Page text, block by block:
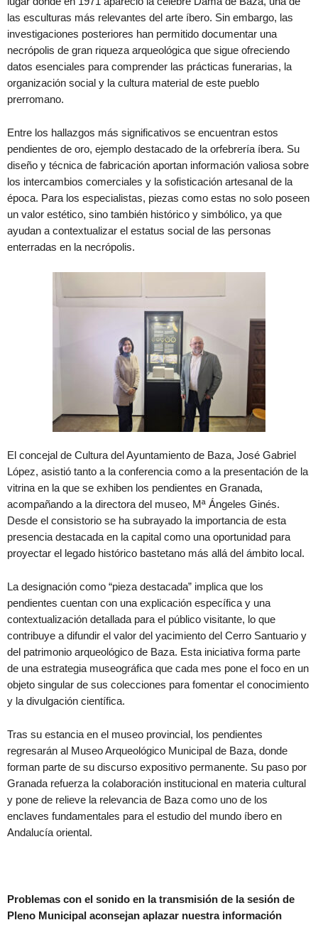
las esculturas más relevantes del arte íbero. Sin embargo, las
investigaciones posteriores han permitido documentar una
necrópolis de gran riqueza arqueológica que sigue ofreciendo
datos esenciales para comprender las prácticas funerarias, la
organización social y la cultura material de este pueblo
prerromano.
Entre los hallazgos más significativos se encuentran estos
pendientes de oro, ejemplo destacado de la orfebrería íbera. Su
diseño y técnica de fabricación aportan información valiosa sobre
los intercambios comerciales y la sofisticación artesanal de la
época. Para los especialistas, piezas como estas no solo poseen
un valor estético, sino también histórico y simbólico, ya que
ayudan a contextualizar el estatus social de las personas
enterradas en la necrópolis.
El concejal de Cultura del Ayuntamiento de Baza, José Gabriel
López, asistió tanto a la conferencia como a la presentación de la
vitrina en la que se exhiben los pendientes en Granada,
acompañando a la directora del museo, Mª Ángeles Ginés.
Desde el consistorio se ha subrayado la importancia de esta
presencia destacada en la capital como una oportunidad para
proyectar el legado histórico bastetano más allá del ámbito local.
La designación como “pieza destacada” implica que los
pendientes cuentan con una explicación específica y una
contextualización detallada para el público visitante, lo que
contribuye a difundir el valor del yacimiento del Cerro Santuario y
del patrimonio arqueológico de Baza. Esta iniciativa forma parte
de una estrategia museográfica que cada mes pone el foco en un
objeto singular de sus colecciones para fomentar el conocimiento
y la divulgación científica.
Tras su estancia en el museo provincial, los pendientes
regresarán al Museo Arqueológico Municipal de Baza, donde
forman parte de su discurso expositivo permanente. Su paso por
Granada refuerza la colaboración institucional en materia cultural
y pone de relieve la relevancia de Baza como uno de los
enclaves fundamentales para el estudio del mundo íbero en
Andalucía oriental.
Problemas con el sonido en la transmisión de la sesión de
Pleno Municipal aconsejan aplazar nuestra información